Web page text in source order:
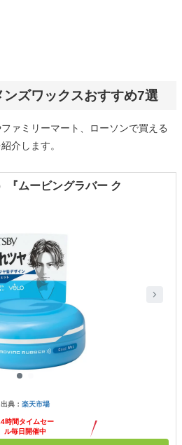
ズワックスおすすめ7選
ァミリーマート、ローソンで買える
介します。
『ムービングラバー ク
出典： 楽天市場
時間タイムセー
ル毎日開催中